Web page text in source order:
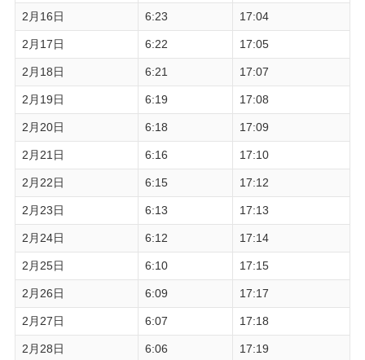
2月16日 6:23 17:04
2月17日 6:22 17:05
2月18日 6:21 17:07
2月19日 6:19 17:08
2月20日 6:18 17:09
2月21日 6:16 17:10
2月22日 6:15 17:12
2月23日 6:13 17:13
2月24日 6:12 17:14
2月25日 6:10 17:15
2月26日 6:09 17:17
2月27日 6:07 17:18
2月28日 6:06 17:19